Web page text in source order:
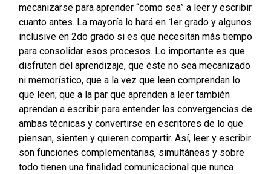
mecanizarse para aprender “como sea” a leer y escribir
cuanto antes. La mayoría lo hará en 1er grado y algunos
inclusive en 2do grado si es que necesitan más tiempo
para consolidar esos procesos. Lo importante es que
disfruten del aprendizaje, que éste no sea mecanizado
ni memorístico, que a la vez que leen comprendan lo
que leen; que a la par que aprenden a leer también
aprendan a escribir para entender las convergencias de
ambas técnicas y convertirse en escritores de lo que
piensan, sienten y quieren compartir. Así, leer y escribir
son funciones complementarias, simultáneas y sobre
todo tienen una finalidad comunicacional que nunca